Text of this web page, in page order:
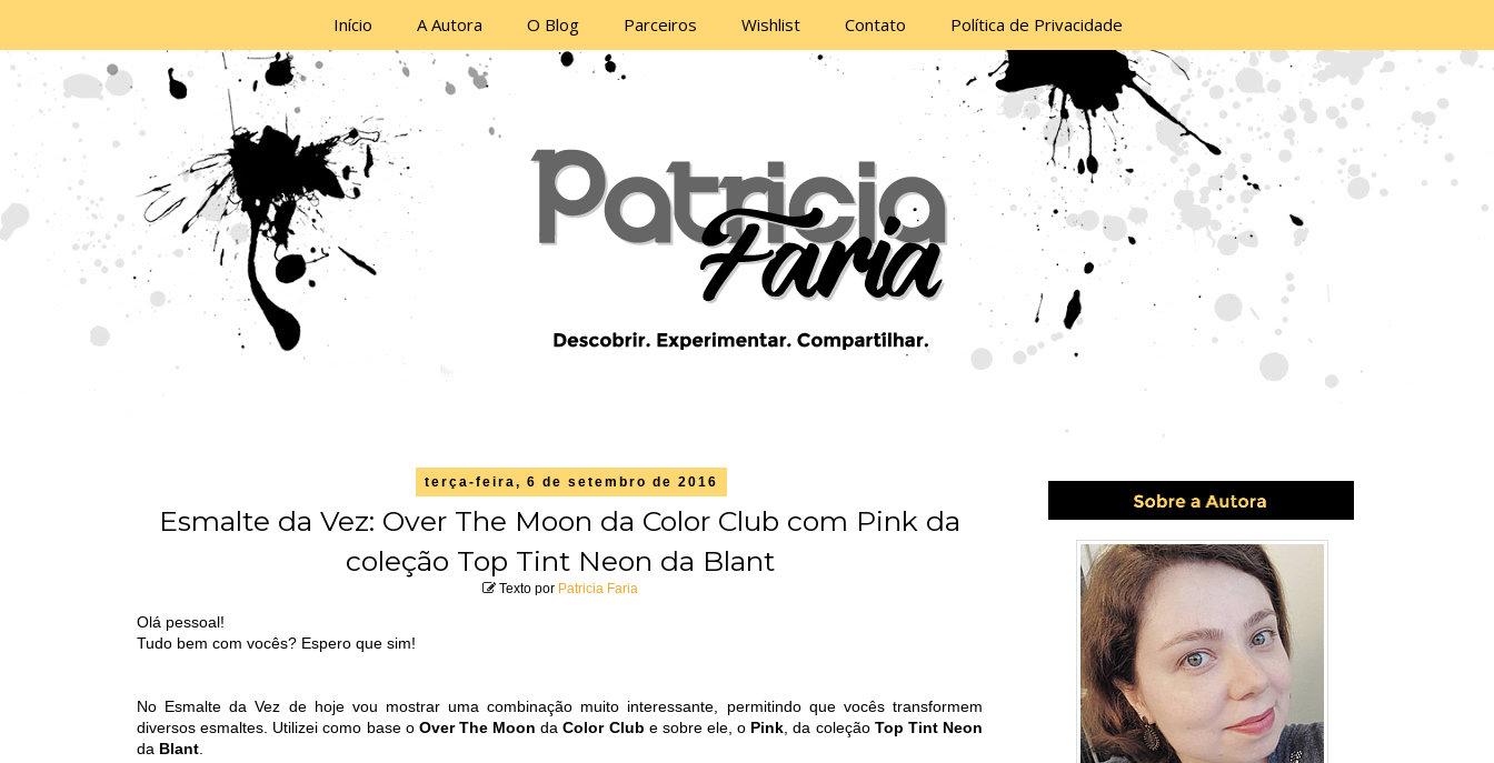
Início A Autora O Blog Parceiros Wishlist Contato Política de Privacidade
terça-feira, 6 de setembro de 2016
Esmalte da Vez: Over The Moon da Color Club com Pink da
coleção Top Tint Neon da Blant
Texto por Patricia Faria
Olá pessoal!
Tudo bem com vocês? Espero que sim!
No Esmalte da Vez de hoje vou mostrar uma combinação muito interessante, permitindo que vocês transformem
diversos esmaltes. Utilizei como base oOver The Moon daColor Club e sobre ele, o Pink , da coleção Top Tint Neon
da Blant